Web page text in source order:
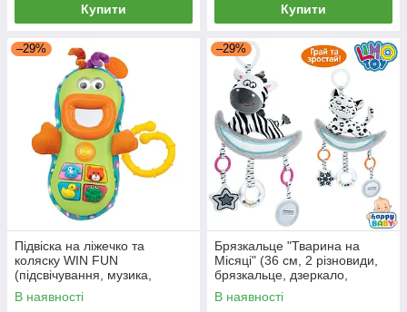
Купити Купити
–29%
Підвіска на ліжечко та
коляску WIN FUN
(підсвічування, музика,
світло, в коробці) 0608 NL
В наявності
–29%
Брязкальце "Тварина на
Місяці" (36 см, 2 різновиди,
брязкальце, дзеркало,
музика, піскавка, шелестит)
XA22B-C
В наявності